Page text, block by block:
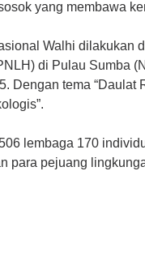
yang membawa
Walhi dilakukan
di Pulau Sumba
Dengan tema “Daulat
lembaga 170
para pejuang